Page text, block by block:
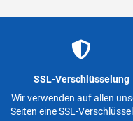
SSL-Verschlüsselung
Wir verwenden auf allen
Seiten eine SSL-